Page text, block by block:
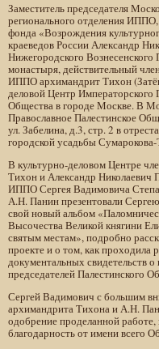
Заместитель председателя
регионального отделения
фонда «Возрождения
краеведов России Александр
Нижегородского Вознесенского
монастыря, действительный
ИППО архимандрит Тихон
деловой Центр Императорского
Общества в городе Москве. В
Православное Палестинское
ул. Забелина, д.3, стр. 2 в
городской усадьбы
В культурно-деловом Центре
Тихон и Александр Николаевич
ИППО Сергея Вадимовича
А.Н. Панин презентовали
свой новый альбом
Высочества Великой княгини
святым местам», подробно
проекте и о том, как проходила
документальных свидетельств
председателей Палестинского
Сергей Вадимович с большим
архимандрита Тихона и А.Н.
одобрение проделанной работе,
благодарность от имени всего